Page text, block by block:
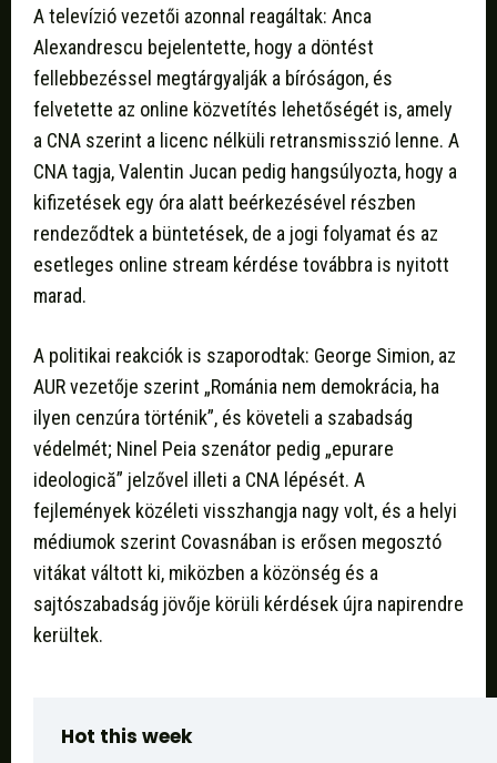
A televízió vezetői azonnal reagáltak: Anca
Alexandrescu bejelentette, hogy a döntést
fellebbezéssel megtárgyalják a bíróságon, és
felvetette az online közvetítés lehetőségét is, amely
a CNA szerint a licenc nélküli retransmisszió lenne. A
CNA tagja, Valentin Jucan pedig hangsúlyozta, hogy a
kifizetések egy óra alatt beérkezésével részben
rendeződtek a büntetések, de a jogi folyamat és az
esetleges online stream kérdése továbbra is nyitott
marad.
A politikai reakciók is szaporodtak: George Simion, az
AUR vezetője szerint „Románia nem demokrácia, ha
ilyen cenzúra történik”, és követeli a szabadság
védelmét; Ninel Peia szenátor pedig „epurare
ideologică” jelzővel illeti a CNA lépését. A
fejlemények közéleti visszhangja nagy volt, és a helyi
médiumok szerint Covasnában is erősen megosztó
vitákat váltott ki, miközben a közönség és a
sajtószabadság jövője körüli kérdések újra napirendre
kerültek.
Hot this week